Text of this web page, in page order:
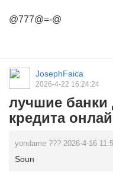
@777@=-@
JosephFaica
2026-4-22 16:24:24
лучшие банки
кредита
yondame ??? 2026-4-16
Soun